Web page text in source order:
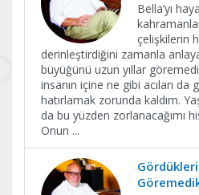
Bella’yı
çelişkilerin
derinleştirdiğini zamanla
büyüğünü uzun yıllar
insanın içine ne gibi acıları
hatırlamak zorunda kaldım.
da bu yüzden zorlanacağımı
Onun ...